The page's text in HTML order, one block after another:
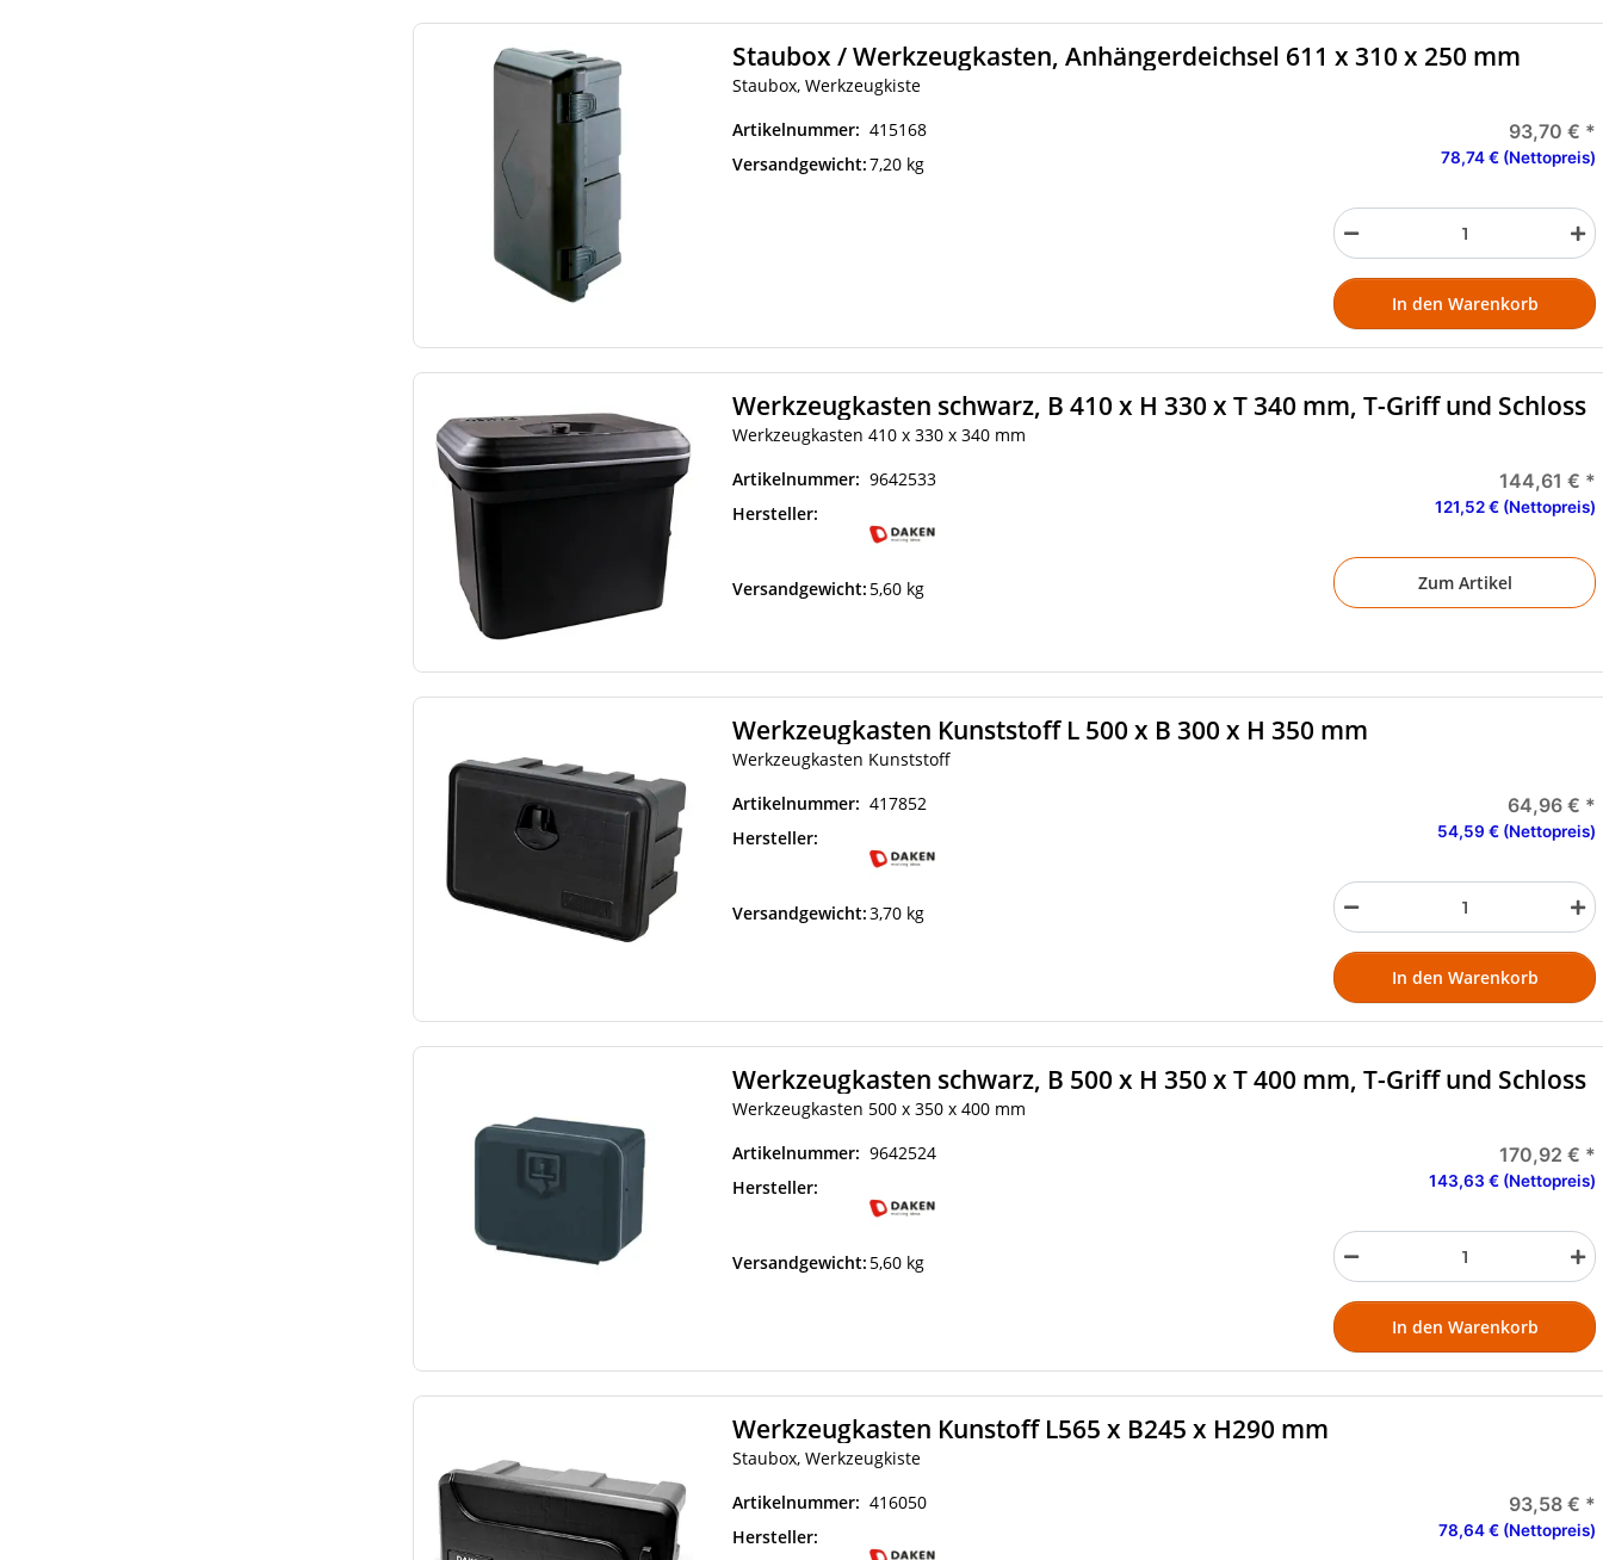
Staubox / Werkzeugkasten, Anhängerdeichsel 611 x 310 x 250 mm
Staubox, Werkzeugkiste
Artikelnummer: 415168
Versandgewicht:7,20 kg
93,70 € *
78,74 € (Nettopreis)
In den Warenkorb
Werkzeugkasten schwarz, B 410 x H 330 x T 340 mm, T-Griff und Schloss
Werkzeugkasten 410 x 330 x 340 mm
Artikelnummer: 9642533
Hersteller:
Versandgewicht: 5,60 kg
144,61 € *
121,52 € (Nettopreis)
Zum Artikel
Werkzeugkasten Kunststoff L 500 x B 300 x H 350 mm
Werkzeugkasten Kunststoff
Artikelnummer: 417852
Hersteller:
Versandgewicht:3,70 kg
64,96 € *
54,59 € (Nettopreis)
In den Warenkorb
Werkzeugkasten schwarz, B 500 x H 350 x T 400 mm, T-Griff und Schloss
Werkzeugkasten 500 x 350 x 400 mm
Artikelnummer: 9642524
Hersteller:
Versandgewicht: 5,60 kg
170,92 € *
143,63 € (Nettopreis)
In den Warenkorb
Werkzeugkasten Kunstoff L565 x B245 x H290 mm
Staubox, Werkzeugkiste
Artikelnummer: 416050
Hersteller:
93,58 € *
78,64 € (Nettopreis)